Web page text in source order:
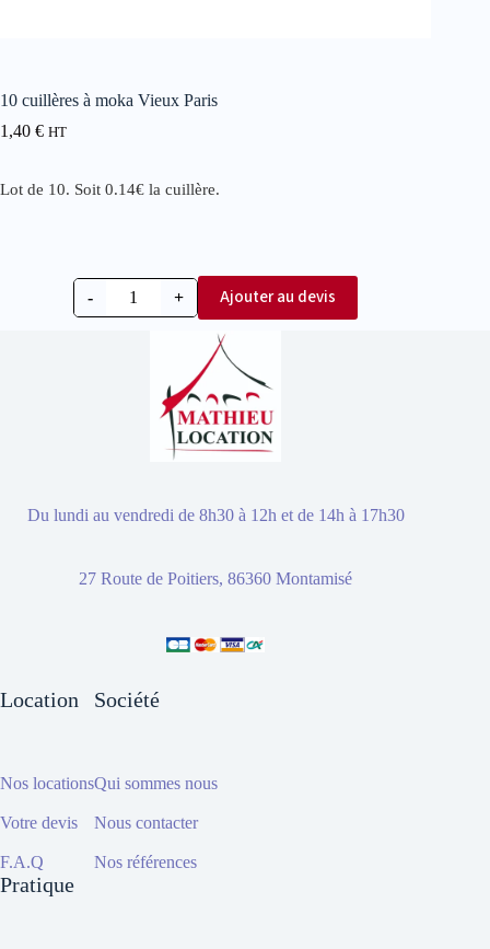
10 cuillères à moka Vieux Paris
1,40 € HT
Lot de 10. Soit 0.14€ la cuillère.
- + Ajouter au devis
Du lundi au vendredi de 8h30 à 12h et de 14h à 17h30
27 Route de Poitiers, 86360 Montamisé
Location
Nos locations
Votre devis
F.A.Q
Société
Qui sommes nous
Nous contacter
Nos références
Pratique